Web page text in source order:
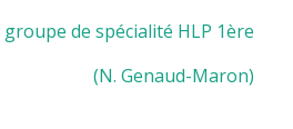
de spécialité HLP 1ère
(N. Genaud-Maron)